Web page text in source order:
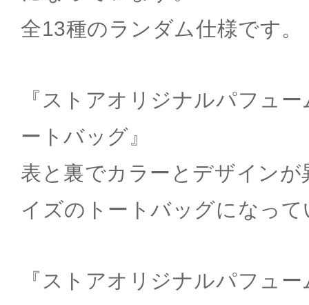
全13種のランダム仕様です。
『ストアオリジナルパフュ
ートバッグ』
表と裏でカラーとデザイン
イズのトートバッグになって
『ストアオリジナルパフュ